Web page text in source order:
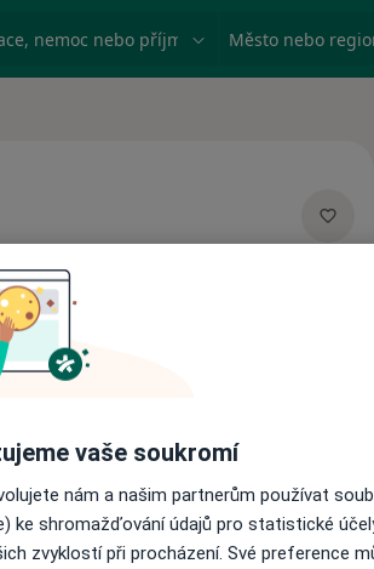
nemoc nebo příjmení Město nebo
Názory pacientů
vaše soukromí
nám a našim partnerům používat
ke shromažďování údajů pro statistické
zvyklostí při procházení. Své preference